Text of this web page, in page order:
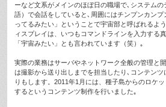
ーなど文系がメインのほぼ日の職場で､システム
語）で会話をしていると､周囲にはチンプンカン
ってるみたい」ということで宇宙部と呼ばれるよ
ィスプレイは、いつもコマンドラインを入力する
「宇宙みたい」とも言われています（笑）｡
実際の業務はサーバやネットワーク全般の管理と
は撮影から送り出しまでを担当したり､コンテン
りもします。2011年1月には、種子島からのロケ
するというコンテンツ制作を行いました｡